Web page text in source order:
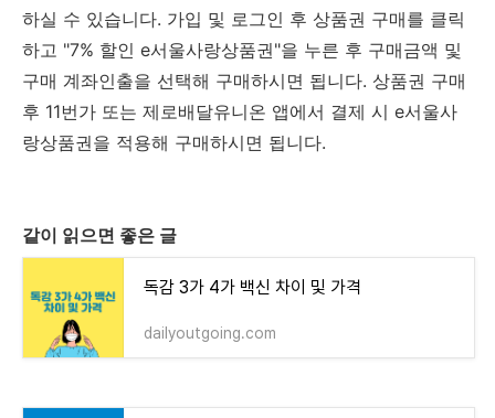
하실 수 있습니다. 가입 및 로그인 후 상품권 구매를 클릭
하고 "7% 할인 e서울사랑상품권"을 누른 후 구매금액 및
구매 계좌인출을 선택해 구매하시면 됩니다. 상품권 구매
후 11번가 또는 제로배달유니온 앱에서 결제 시 e서울사
랑상품권을 적용해 구매하시면 됩니다.
같이 읽으면 좋은 글
독감 3가 4가 백신 차이 및 가격
dailyoutgoing.com